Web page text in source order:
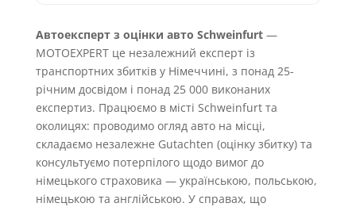
Автоексперт з оцінки авто Schweinfurt—
MOTOEXPERT це незалежний експерт із
транспортних збитків у Німеччині, з понад 25-
річним досвідом і понад 25 000 виконаних
експертиз. Працюємо в місті Schweinfurt та
околицях: проводимо огляд авто на місці,
складаємо незалежне Gutachten (оцінку збитку) та
консультуємо потерпілого щодо вимог до
німецького страховика — українською, польською,
німецькою та англійською. У справах, що